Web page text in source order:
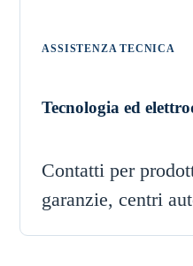
ASSISTENZA TECNICA
Tecnologia ed
Contatti per
garanzie, centri